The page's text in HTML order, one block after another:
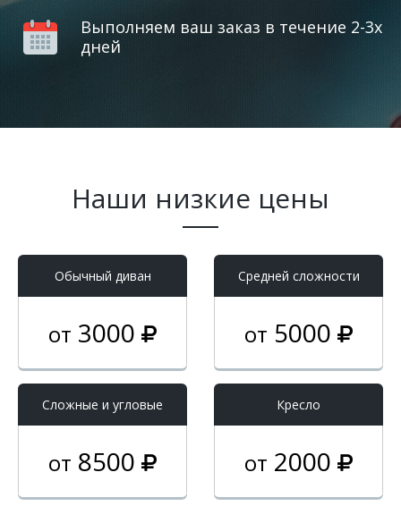
Выполняем ваш заказ в течение 2-3х
дней
Наши низкие цены
Обычный диван
от 3000
Средней сложности
от 5000
Cложные и угловые
от 8500
Кресло
от 2000